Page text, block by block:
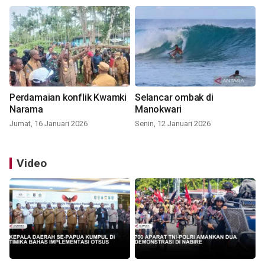
Perdamaian konflik Kwamki
Narama
Jumat, 16 Januari 2026
Selancar ombak di
Manokwari
Senin, 12 Januari 2026
Video